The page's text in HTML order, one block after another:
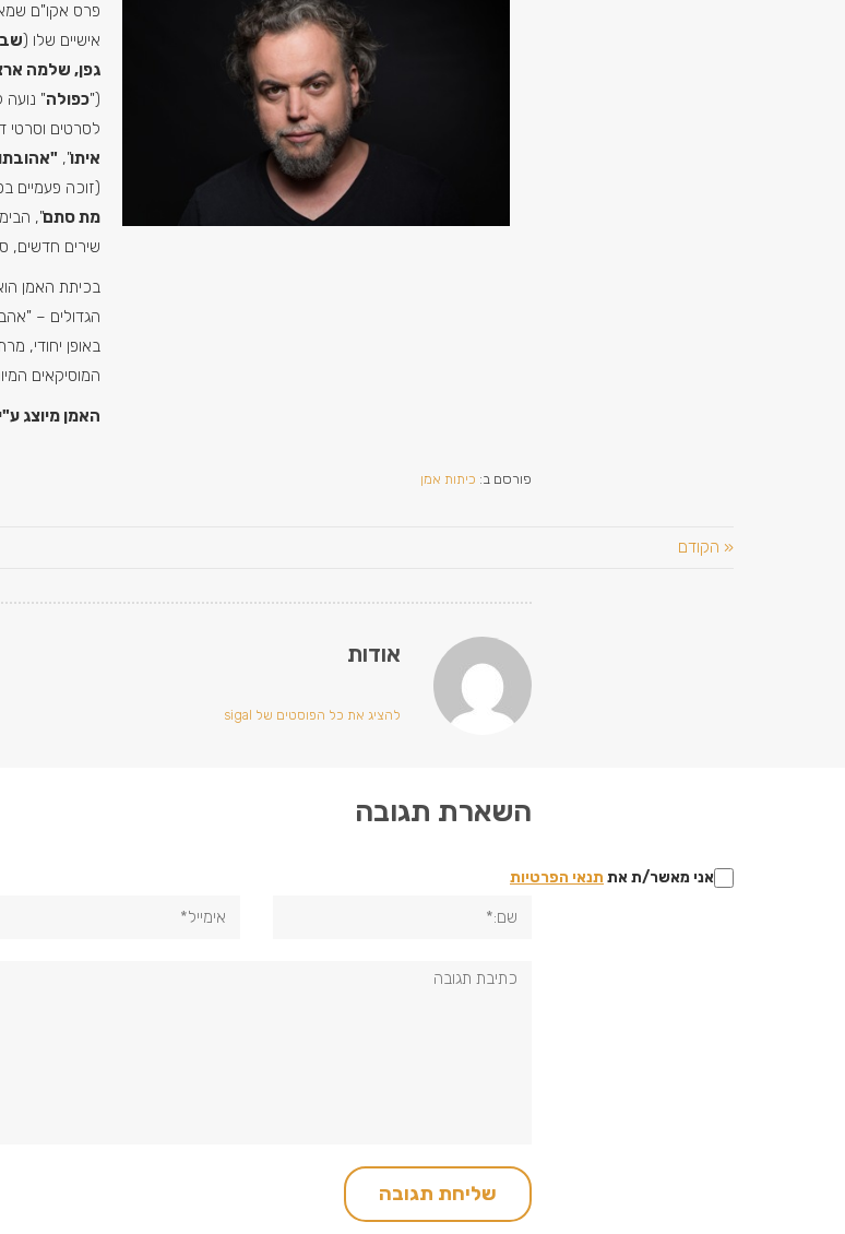
פרס אקו"ם
אישיים שלו (
גפן, שלמה
("כפולה" נועה
לסרטים וסרטי
איתו",
(זוכה פעמיים
מת סתם",
שירים חדשים,
בכיתת האמן
הגדולים –
באופן יחודי,
המוסיקאים
האמן מיוצג ע"י
פורסם ב: כיתות אמן
« הקודם
אודות
להציג את כל הפוסטים של sigal
השארת תגובה
אני מאשר/ת את תנאי הפרטיות